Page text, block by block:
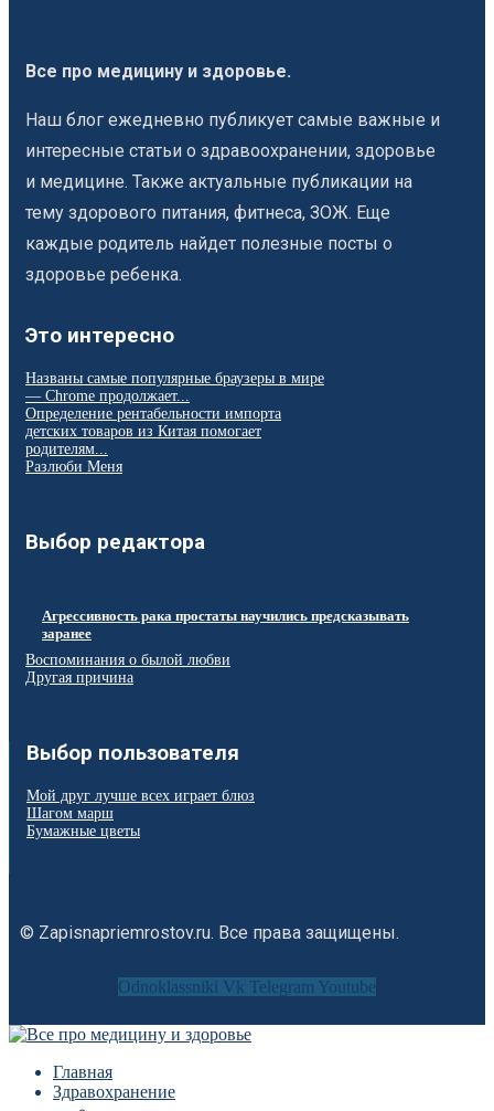
Все про медицину и здоровье.
Наш блог ежедневно публикует самые важные и
интересные статьи о здравоохранении, здоровье
и медицине. Также актуальные публикации на
тему здорового питания, фитнеса, ЗОЖ. Еще
каждые родитель найдет полезные посты о
здоровье ребенка.
Это интересно
Названы самые популярные браузеры в мире
— Chrome продолжает...
Определение рентабельности импорта
детских товаров из Китая помогает
родителям...
Разлюби Меня
Выбор редактора
Агрессивность рака простаты научились предсказывать
заранее
Воспоминания о былой любви
Другая причина
Выбор пользователя
Мой друг лучше всех играет блюз
Шагом марш
Бумажные цветы
© Zapisnapriemrostov.ru. Все права защищены.
Odnoklassniki Vk Telegram Youtube
Главная
Здравохранение